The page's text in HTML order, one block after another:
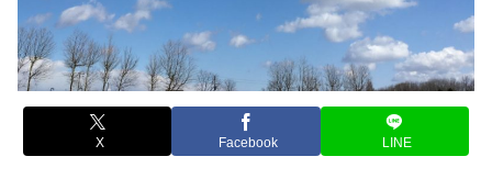
X Facebook LINE